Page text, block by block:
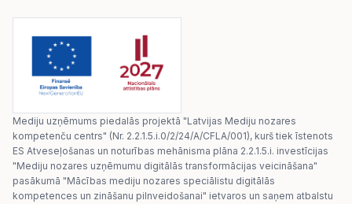
Mediju uzņēmums piedalās projektā "Latvijas Mediju nozares
kompetenču centrs" (Nr. 2.2.1.5.i.0/2/24/A/CFLA/001), kurš tiek īstenots
ES Atveseļošanas un noturības mehānisma plāna 2.2.1.5.i. investīcijas
"Mediju nozares uzņēmumu digitālās transformācijas veicināšana"
pasākumā "Mācības mediju nozares speciālistu digitālās
kompetences un zināšanu pilnveidošanai" ietvaros un saņem atbalstu